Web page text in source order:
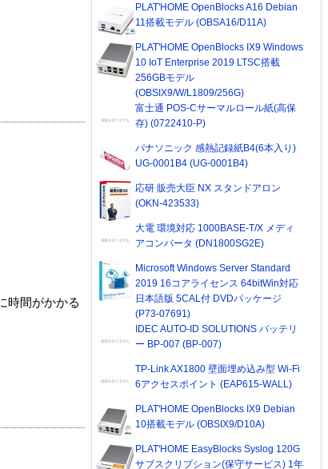
時間がかかる
PLAT'HOME OpenBlocks A16 Debian
11搭載モデル (OBSA16/D11A)
PLAT'HOME OpenBlocks IX9 Windows
10 IoT Enterprise 2019 LTSC搭載
256GBモデル
(OBSIX9/W/L1809/256G)
富士通 POS-Cサーマルロール紙(高保
存) (0722410-P)
パナソニック 感熱記録紙B4(6本入り)
UG-0001B4 (UG-0001B4)
応研 販売大臣 NX スタンドアロン
(OKN-423533)
大電 環境対応 1000BASE-T/X メディ
アコンバータ (DN1800SG2E)
Microsoft Windows Server Standard
2019 16コアライセンス 64bitWin対応
日本語版 5CAL付 DVDパッケージ
(P73-07691)
IDEC AUTO-ID SOLUTIONS バッテリ
ー BP-007 (BP-007)
TP-Link AX1800 壁面埋め込み型 Wi-Fi
6アクセスポイント (EAP615-WALL)
PLAT'HOME OpenBlocks IX9 Debian
10搭載モデル (OBSIX9/D10A)
PLAT'HOME EasyBlocks Syslog 120G
サブスクリプション(保守サービス) 1年